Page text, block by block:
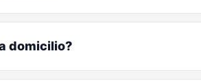
domicilio?